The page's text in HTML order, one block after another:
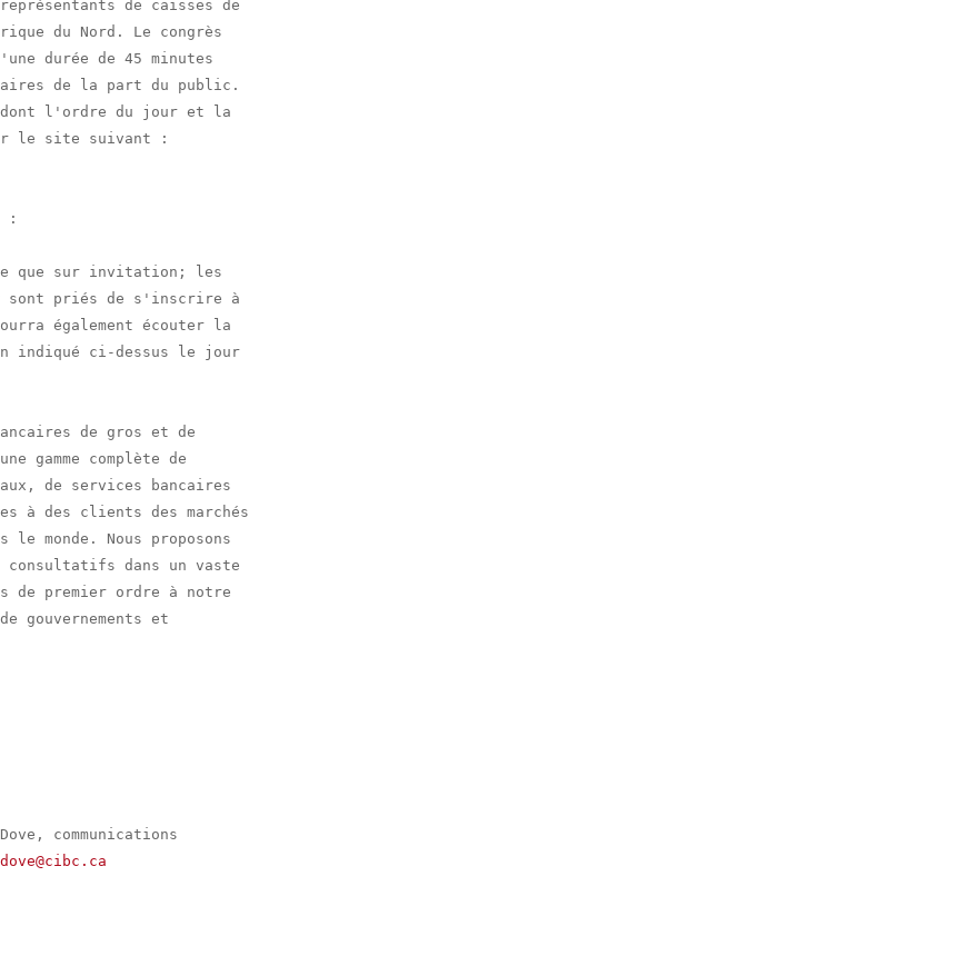
de caisses de
du Nord. Le congrès
durée de 45 minutes
de la part du public.
l'ordre du jour et la
:
que sur invitation; les
sont priés de s'inscrire à
également écouter la
indiqué ci-dessus le jour
de gros et de
gamme complète de
de services bancaires
à des clients des marchés
monde. Nous proposons
consultatifs dans un vaste
de premier ordre à notre
gouvernements et
communications